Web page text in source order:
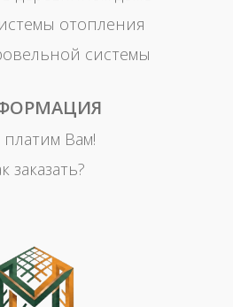
отопления
системы
Вам!
заказать?